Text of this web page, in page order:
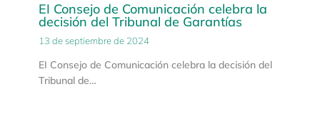
EI Consejo de Comunicación celebra la
decisión del Tribunal de Garantías
13 de septiembre de 2024
EI Consejo de Comunicación celebra la decisión del
Tribunal de…